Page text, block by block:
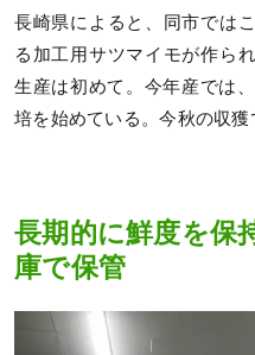
長崎県によると、同市では
る加工用サツマイモが作ら
生産は初めて。今年産では
培を始めている。今秋の収獲
長期的に鮮度を保
庫で保管